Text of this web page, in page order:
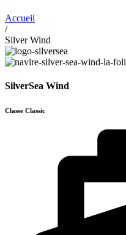
Accueil
/
Silver Wind
SilverSea Wind
Classe Classic